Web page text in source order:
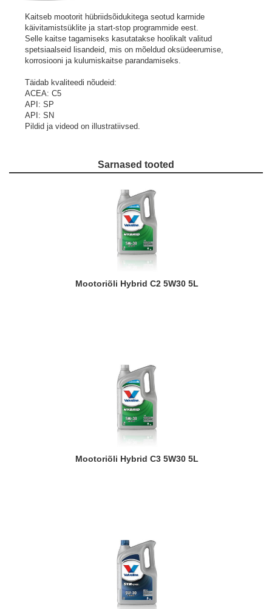
Kaitseb mootorit hübriidsõidukitega seotud karmide
käivitamistsüklite ja start-stop programmide eest.
Selle kaitse tagamiseks kasutatakse hoolikalt valitud
spetsiaalseid lisandeid, mis on mõeldud oksüdeerumise,
korrosiooni ja kulumiskaitse parandamiseks.
Täidab kvaliteedi nõudeid:
ACEA: C5
API: SP
API: SN
Pildid ja videod on illustratiivsed.
Sarnased tooted
Mootoriõli Hybrid C2 5W30 5L
Mootoriõli Hybrid C3 5W30 5L